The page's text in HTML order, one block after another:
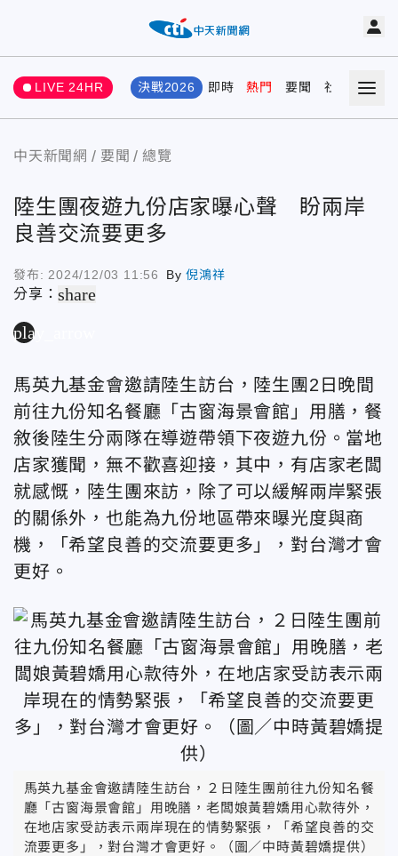
LIVE 24HR 決戰2026 即時 熱門 要聞 社會 娛樂
中天新聞網 要聞 總覽
陸生團夜遊九份店家曝心聲 盼兩岸
良善交流要更多
發布: 2024/12/03 11:56 By倪鴻祥
分享：share
play_arrow
馬英九基金會邀請陸生訪台，陸生團2日晚間
前往九份知名餐廳「古窗海景會館」用膳，餐
敘後陸生分兩隊在導遊帶領下夜遊九份。當地
店家獲聞，無不歡喜迎接，其中，有店家老闆
就感慨，陸生團來訪，除了可以緩解兩岸緊張
的關係外，也能為九份地區帶來曝光度與商
機，「希望良善的交流要更多」，對台灣才會
更好。
馬英九基金會邀請陸生訪台，２日陸生團前往九份知名餐
廳「古窗海景會館」用晚膳，老闆娘黃碧嬌用心款待外，
在地店家受訪表示兩岸現在的情勢緊張，「希望良善的交
流要更多」，對台灣才會更好。（圖／中時黃碧嬌提供）